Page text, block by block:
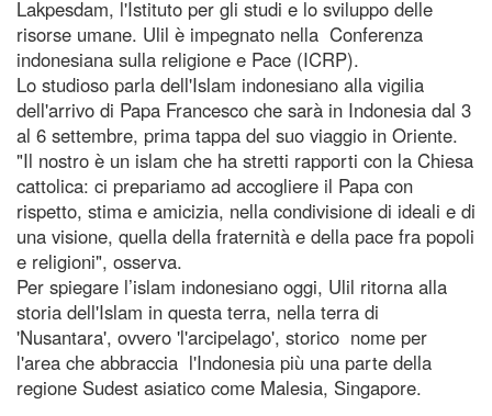
Lakpesdam, l'Istituto per gli studi e lo sviluppo delle
risorse umane. Ulil è impegnato nella Conferenza
indonesiana sulla religione e Pace (ICRP).
Lo studioso parla dell'Islam indonesiano alla vigilia
dell'arrivo di Papa Francesco che sarà in Indonesia dal 3
al 6 settembre, prima tappa del suo viaggio in Oriente.
"Il nostro è un islam che ha stretti rapporti con la Chiesa
cattolica: ci prepariamo ad accogliere il Papa con
rispetto, stima e amicizia, nella condivisione di ideali e di
una visione, quella della fraternità e della pace fra popoli
e religioni", osserva.
Per spiegare l’islam indonesiano oggi, Ulil ritorna alla
storia dell'Islam in questa terra, nella terra di
'Nusantara', ovvero 'l'arcipelago', storico nome per
l'area che abbraccia l'Indonesia più una parte della
regione Sudest asiatico come Malesia, Singapore.